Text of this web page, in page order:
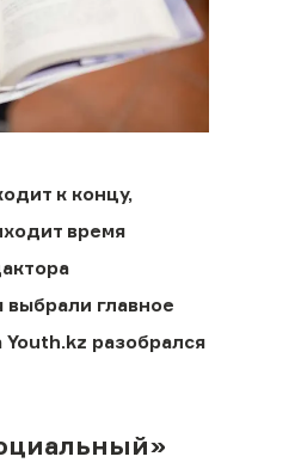
к концу,
время
главное
разобрался